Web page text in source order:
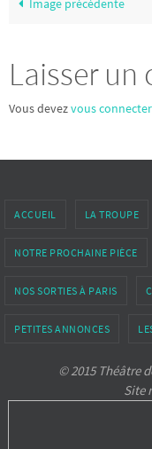
Image précédente
Laisser
Vous devezvous connecter
ACCUEIL LA TROUPE
NOTRE PROCHAINE PIÈCE
NOS SORTIES À PARIS
PETITES ANNONCES
© 2015 Théâtre
Site